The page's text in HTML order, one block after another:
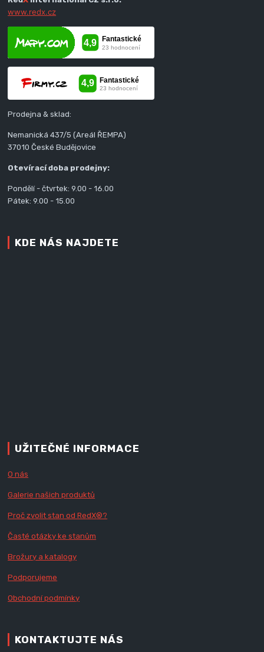
www.redx.cz
Prodejna & sklad:
Nemanická 437/5 (Areál ŘEMPA)
37010 České Budějovice
Otevírací doba prodejny:
Pondělí - čtvrtek: 9.00 - 16.00
Pátek: 9.00 - 15.00
KDE NÁS NAJDETE
UŽITEČNÉ INFORMACE
O nás
Galerie našich produktů
Proč zvolit stan od RedX®?
Časté otázky ke stanům
Brožury a katalogy
Podporujeme
Obchodní podmínky
KONTAKTUJTE NÁS